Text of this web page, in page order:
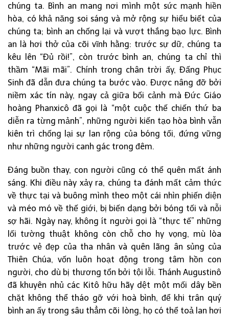
chúng ta. Bình an mang nơi mình một sức mạnh hiền
hòa, có khả năng soi sáng và mở rộng sự hiểu biết của
chúng ta; bình an chống lại và vượt thắng bạo lực. Bình
an là hơi thở của cõi vĩnh hằng: trước sự dữ, chúng ta
kêu lên “Đủ rồi!”, còn trước bình an, chúng ta chỉ thì
thầm “Mãi mãi”. Chính trong chân trời ấy, Đấng Phục
Sinh đã dẫn đưa chúng ta bước vào. Được nâng đỡ bởi
niềm xác tín này, ngay cả giữa bối cảnh mà Đức Giáo
hoàng Phanxicô đã gọi là “một cuộc thế chiến thứ ba
diễn ra từng mảnh”, những người kiến tạo hòa bình vẫn
kiên trì chống lại sự lan rộng của bóng tối, đứng vững
như những người canh gác trong đêm.
Đáng buồn thay, con người cũng có thể quên mất ánh
sáng. Khi điều này xảy ra, chúng ta đánh mất cảm thức
về thực tại và buông mình theo một cái nhìn phiến diện
và méo mó về thế giới, bị biến dạng bởi bóng tối và nỗi
sợ hãi. Ngày nay, không ít người gọi là “thực tế” những
lối tường thuật không còn chỗ cho hy vọng, mù lòa
trước vẻ đẹp của tha nhân và quên lãng ân sủng của
Thiên Chúa, vốn luôn hoạt động trong tâm hồn con
người, cho dù bị thương tổn bởi tội lỗi. Thánh Augustinô
đã khuyên nhủ các Kitô hữu hãy dệt một mối dây bền
chặt không thể tháo gỡ với hoà bình, để khi trân quý
bình an ấy trong sâu thẳm cõi lòng, họ có thể toả lan hơi